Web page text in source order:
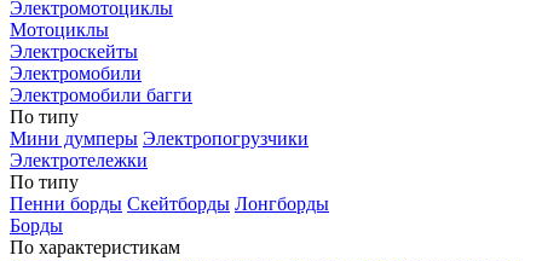
Электромотоциклы
Мотоциклы
Электроскейты
Электромобили
Электромобили багги
По типу
Мини думперы Электропогрузчики
Электротележки
По типу
Пенни борды Скейтборды Лонгборды
Борды
По характеристикам